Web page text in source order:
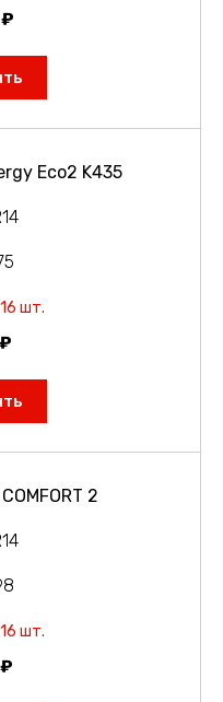
Eco2 K435
шт.
2
шт.